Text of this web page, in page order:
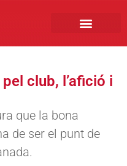
club, l’afició i
que la bona
de ser el punt de